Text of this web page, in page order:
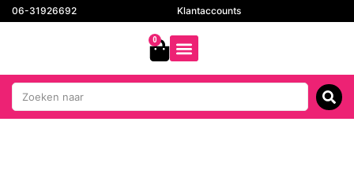
06-31926692 Klantaccounts
0